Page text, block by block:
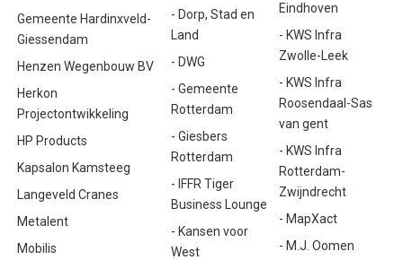
Gemeente Hardinxveld-
Giessendam
Henzen Wegenbouw BV
Herkon
Projectontwikkeling
HP Products
Kapsalon Kamsteeg
Langeveld Cranes
Metalent
Mobilis
- Dorp, Stad en
Land
- DWG
- Gemeente
Rotterdam
- Giesbers
Rotterdam
- IFFR Tiger
Business Lounge
- Kansen voor
West
Eindhoven
- KWS Infra
Zwolle-Leek
- KWS Infra
Roosendaal-Sas
van gent
- KWS Infra
Rotterdam-
Zwijndrecht
- MapXact
- M.J. Oomen